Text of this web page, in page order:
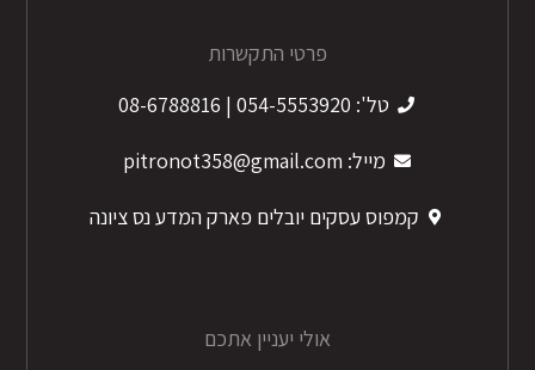
פרטי התקשרות
טל': 054-5553920 | 08-6788816
מייל: pitronot358@gmail.com
קמפוס עסקים יובלים פארק המדע נס ציונה
אולי יעניין אתכם